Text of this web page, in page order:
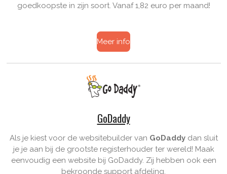
goedkoopste in zijn soort. Vanaf 1,82 euro per maand!
Meer info
GoDaddy
Als je kiest voor de websitebuilder van GoDaddydan sluit
je je aan bij de grootste registerhouder ter wereld! Maak
eenvoudig een website bij GoDaddy. Zij hebben ook een
bekroonde support afdeling.